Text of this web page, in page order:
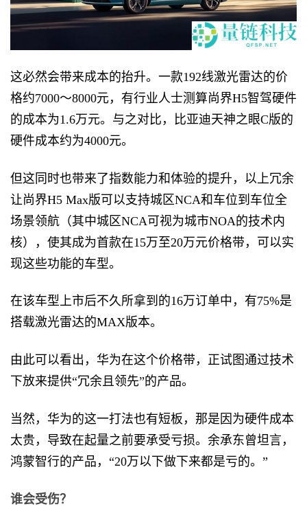
这必然会带来成本的抬升。一款192线激光雷达的价
格约7000～8000元，有行业人士测算尚界H5智驾硬件
的成本为1.6万元。与之对比，比亚迪天神之眼C版的
硬件成本约为4000元。
但这同时也带来了指数能力和体验的提升，以上冗余
让尚界H5 Max版可以支持城区NCA和车位到车位全
场景领航（其中城区NCA可视为城市NOA的技术内
核），使其成为首款在15万至20万元价格带，可以实
现这些功能的车型。
在该车型上市后不久所拿到的16万订单中，有75%是
搭载激光雷达的MAX版本。
由此可以看出，华为在这个价格带，正试图通过技术
下放来提供“冗余且领先”的产品。
当然，华为的这一打法也有短板，那是因为硬件成本
太贵，导致在起量之前要承受亏损。余承东曾坦言，
鸿蒙智行的产品，“20万以下做下来都是亏的。”
谁会受伤？